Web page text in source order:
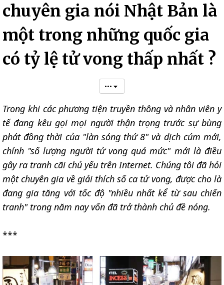
chuyên gia nói Nhật Bản là
một trong những quốc gia
có tỷ lệ tử vong thấp nhất ?
•••
Trong khi các phương tiện truyền thông và nhân viên y
tế đang kêu gọi mọi người thận trọng trước sự bùng
phát đồng thời của "làn sóng thứ 8" và dịch cúm mới,
chính "số lượng người tử vong quá mức" mới là điều
gây ra tranh cãi chủ yếu trên Internet. Chúng tôi đã hỏi
một chuyên gia về giải thích số ca tử vong, được cho là
đang gia tăng với tốc độ "nhiều nhất kể từ sau chiến
tranh" trong năm nay vốn đã trở thành chủ đề nóng.
***